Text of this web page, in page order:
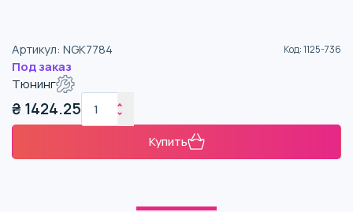
Артикул: NGK7784 Код:1125-736
Под заказ
Тюнинг
₴ 1424.25
Купить